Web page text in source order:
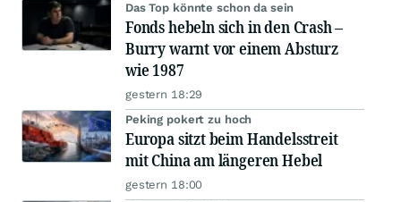
Das Top könnte schon da sein
Fonds hebeln sich in den Crash –
Burry warnt vor einem Absturz
wie 1987
gestern 18:29
Peking pokert zu hoch
Europa sitzt beim Handelsstreit
mit China am längeren Hebel
gestern 18:00